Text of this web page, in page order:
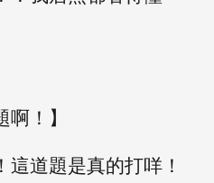
！】
這道題是真的打咩！